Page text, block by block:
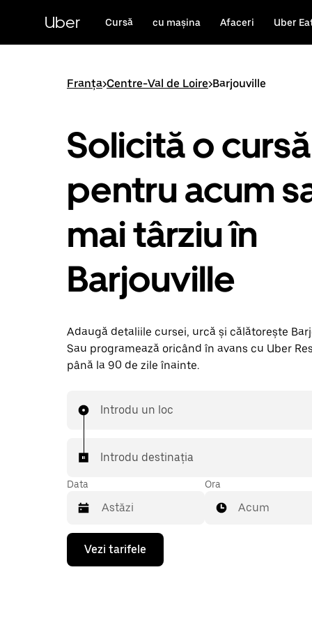
conținutul
principal
Uber Cursă cu mașina Afaceri Uber
Franța>Centre-Val de Loire>Barjouville
Solicită o cursă
pentru acum
mai târziu în
Barjouville
Adaugă detaliile cursei, urcă și călătorește
Sau programează oricând în avans cu Uber
până la 90 de zile înainte.
Introdu un loc
Introdu destinația
Data
Pentru
deschide
Ora
Acum
Vezi tarifele